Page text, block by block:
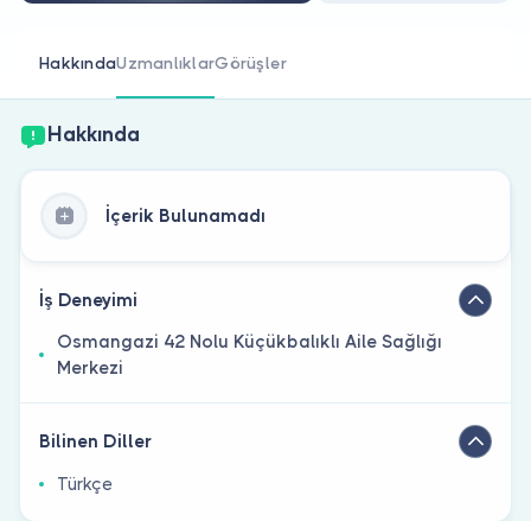
HakkındaUzmanlıklarGörüşler
Hakkında
İçerik Bulunamadı
İş Deneyimi
Osmangazi 42 Nolu Küçükbalıklı Aile Sağlığı
Merkezi
Bilinen Diller
Türkçe